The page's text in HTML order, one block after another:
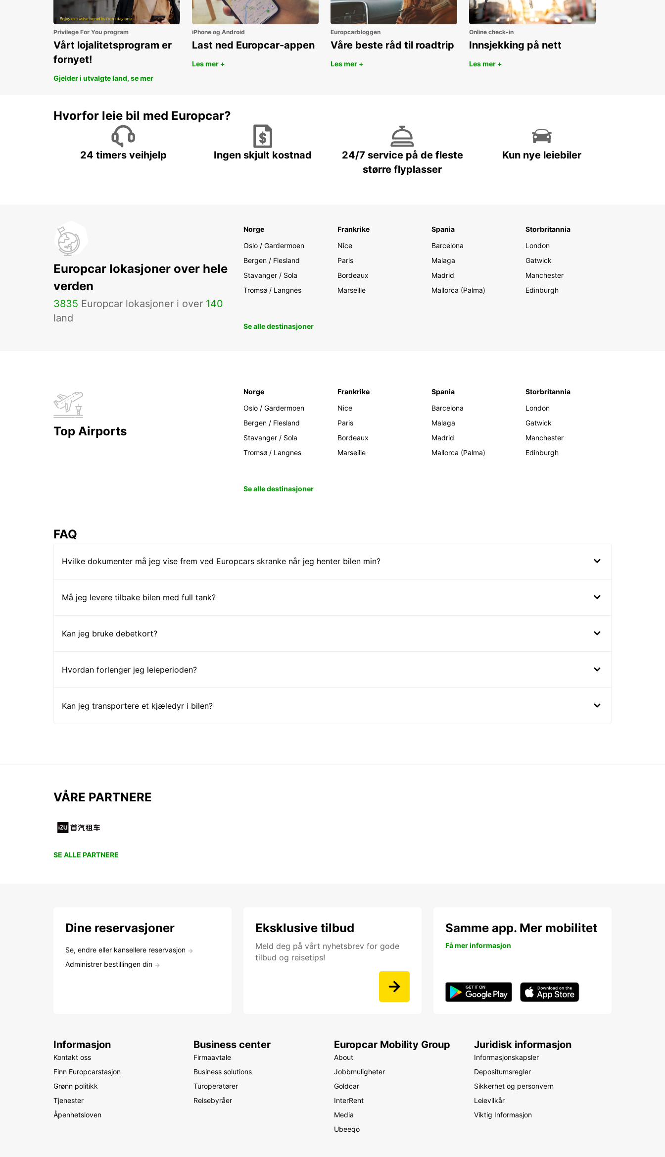
Privilege For You program
Vårt lojalitetsprogram er
fornyet!
Gjelder i utvalgte land, se mer
iPhone og Android
Last ned Europcar-appen
Les mer +
Europcarbloggen
Våre beste råd til roadtrip
Les mer +
Online check-in
Innsjekking på nett
Les mer +
Hvorfor leie bil med Europcar?
24 timers veihjelp Ingen skjult kostnad
24/7 service på de fleste
større flyplasser
Kun nye leiebiler
Europcar lokasjoner over hele
verden
3835 Europcar lokasjoner i over 140
land
Norge
Oslo / Gardermoen
Bergen / Flesland
Stavanger / Sola
Tromsø / Langnes
Frankrike
Nice
Paris
Bordeaux
Marseille
Spania
Barcelona
Malaga
Madrid
Mallorca (Palma)
Storbritannia
London
Gatwick
Manchester
Edinburgh
Se alle destinasjoner
Top Airports
Norge
Oslo / Gardermoen
Bergen / Flesland
Stavanger / Sola
Tromsø / Langnes
Frankrike
Nice
Paris
Bordeaux
Marseille
Spania
Barcelona
Malaga
Madrid
Mallorca (Palma)
Storbritannia
London
Gatwick
Manchester
Edinburgh
Se alle destinasjoner
FAQ
Hvilke dokumenter må jeg vise frem ved Europcars skranke når jeg henter bilen min?
Må jeg levere tilbake bilen med full tank?
Kan jeg bruke debetkort?
Hvordan forlenger jeg leieperioden?
Kan jeg transportere et kjæledyr i bilen?
VÅRE PARTNERE
SE ALLE PARTNERE
Dine reservasjoner
Se, endre eller kansellere reservasjon
Administrer bestillingen din
Eksklusive tilbud
Meld deg på vårt nyhetsbrev for gode
tilbud og reisetips!
Samme app. Mer mobilitet
Få mer informasjon
Informasjon
Kontakt oss
Finn Europcarstasjon
Grønn politikk
Tjenester
Åpenhetsloven
Business center
Firmaavtale
Business solutions
Turoperatører
Reisebyråer
Europcar Mobility Group
About
Jobbmuligheter
Goldcar
InterRent
Media
Ubeeqo
Juridisk informasjon
Informasjonskapsler
Depositumsregler
Sikkerhet og personvern
Leievilkår
Viktig Informasjon